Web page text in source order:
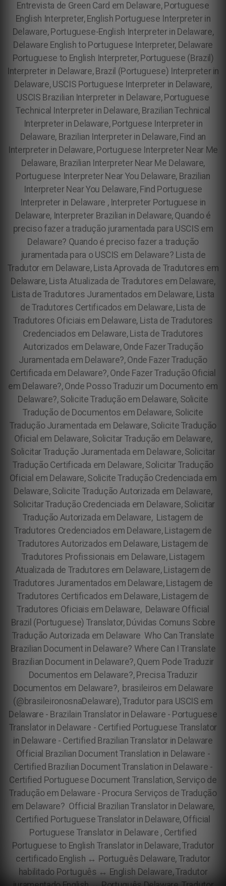
Entrevista de Green Card em Delaware, Portuguese
English Interpreter, English Portuguese Interpreter in
Delaware, Portuguese-English Interpreter in Delaware,
Delaware English to Portuguese Interpreter, Delaware
Portuguese to English Interpreter, Portuguese (Brazil)
Interpreter in Delaware, Brazil (Portuguese) Interpreter in
Delaware, USCIS Portuguese Interpreter in Delaware,
USCIS Brazilian Interpreter in Delaware, Portuguese
Technical Interpreter in Delaware, Brazilian Technical
Interpreter in Delaware, Portguese Interpreter in
Delaware, Brazilian Interpreter in Delaware, Find an
Interpreter in Delaware, Portuguese Interpreter Near Me
Delaware, Brazilian Interpreter Near Me Delaware,
Portuguese Interpreter Near You Delaware, Brazilian
Interpreter Near You Delaware, Find Portuguese
Interpreter in Delaware , Interpreter Portuguese in
Delaware, Interpreter Brazilian in Delaware, Quando é
preciso fazer a tradução juramentada para USCIS em
Delaware? Quando é preciso fazer a tradução
juramentada para o USCIS em Delaware? Lista de
Tradutor em Delaware, Lista Aprovada de Tradutores em
Delaware, Lista Atualizada de Tradutores em Delaware,
Lista de Tradutores Juramentados em Delaware, Lista
de Tradutores Certificados em Delaware, Lista de
Tradutores Oficiais em Delaware, Lista de Tradutores
Credenciados em Delaware, Lista de Tradutores
Autorizados em Delaware, Onde Fazer Tradução
Juramentada em Delaware?, Onde Fazer Tradução
Certificada em Delaware?, Onde Fazer Tradução Oficial
em Delaware?, Onde Posso Traduzir um Documento em
Delaware?, Solicite Tradução em Delaware, Solicite
Tradução de Documentos em Delaware, Solicite
Tradução Juramentada em Delaware, Solicite Tradução
Oficial em Delaware, Solicitar Tradução em Delaware,
Solicitar Tradução Juramentada em Delaware, Solicitar
Tradução Certificada em Delaware, Solicitar Tradução
Oficial em Delaware, Solicite Tradução Credenciada em
Delaware, Solicite Tradução Autorizada em Delaware,
Solicitar Tradução Credenciada em Delaware, Solicitar
Tradução Autorizada em Delaware, Listagem de
Tradutores Credenciados em Delaware, Listagem de
Tradutores Autorizados em Delaware, Listagem de
Tradutores Profissionais em Delaware, Listagem
Atualizada de Tradutores em Delaware, Listagem de
Tradutores Juramentados em Delaware, Listagem de
Tradutores Certificados em Delaware, Listagem de
Tradutores Oficiais em Delaware, Delaware Official
Brazil (Portuguese) Translator, Dúvidas Comuns Sobre
Tradução Autorizada em Delaware Who Can Translate
Brazilian Document in Delaware? Where Can I Translate
Brazilian Document in Delaware?, Quem Pode Traduzir
Documentos em Delaware?, Precisa Traduzir
Documentos em Delaware?, brasileiros em Delaware
(@brasileironosnaDelaware), Tradutor para USCIS em
Delaware - Brazilain Translator in Delaware - Portuguese
Translator in Delaware - Certified Portuguese Translator
in Delaware - Certified Brazilian Translator in Delaware
Official Brazilian Document Translation in Delaware -
Certified Brazilian Document Translation in Delaware -
Certified Portuguese Document Translation, Serviço de
Tradução em Delaware - Procura Serviços de Tradução
em Delaware? Official Brazilian Translator in Delaware,
Certified Portuguese Translator in Delaware, Official
Portuguese Translator in Delaware , Certified
Portuguese to English Translator in Delaware, Tradutor
certificado English ↔️ Português Delaware, Tradutor
habilitado Português ↔️ English Delaware, Tradutor